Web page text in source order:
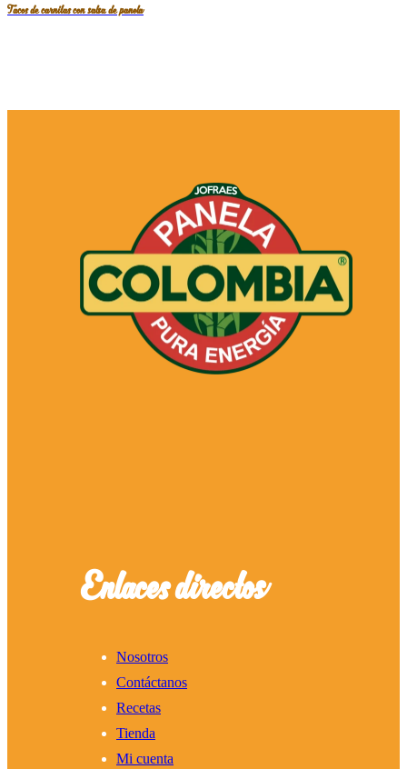
Tacos de carnitas con salsa de panela
Enlaces directos
Nosotros
Contáctanos
Recetas
Tienda
Mi cuenta